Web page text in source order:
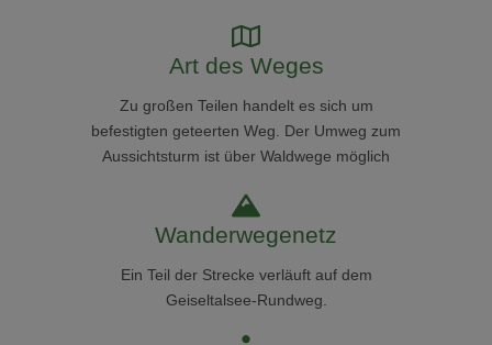
Art des Weges
Zu großen Teilen handelt es sich um
befestigten geteerten Weg. Der Umweg zum
Aussichtsturm ist über Waldwege möglich
Wanderwegenetz
Ein Teil der Strecke verläuft auf dem
Geiseltalsee-Rundweg.